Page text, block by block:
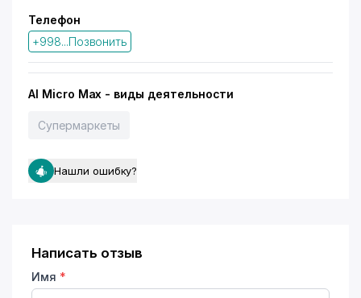
Телефон
+998...Позвонить
Al Micro Max - виды деятельности
Супермаркеты
Нашли ошибку?
Написать отзыв
Имя *